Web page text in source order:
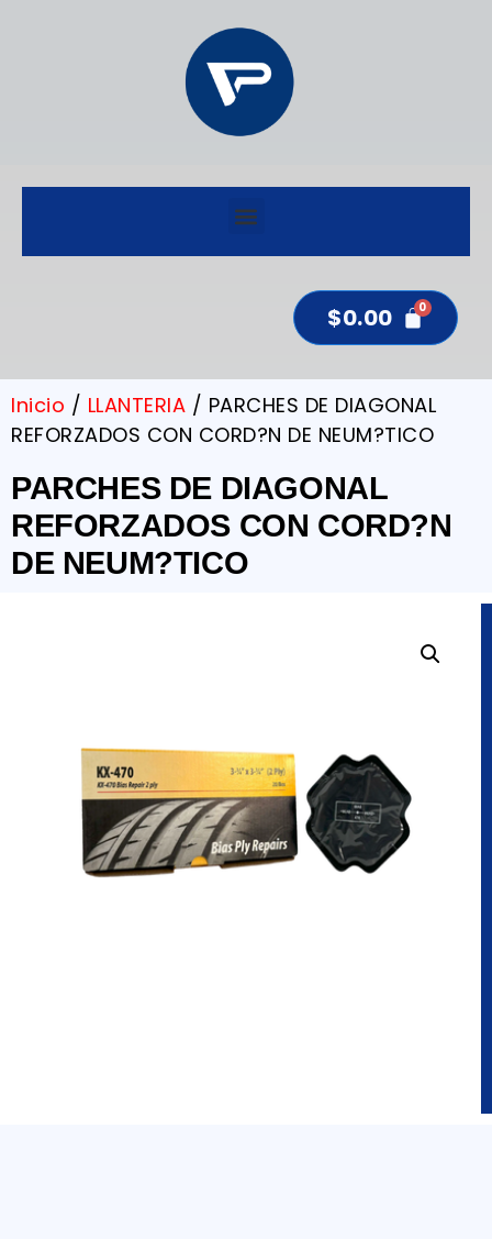
$0.00
Inicio / LLANTERIA / PARCHES DE DIAGONAL
REFORZADOS CON CORD?N DE NEUM?TICO
PARCHES DE DIAGONAL
REFORZADOS CON CORD?N
DE NEUM?TICO